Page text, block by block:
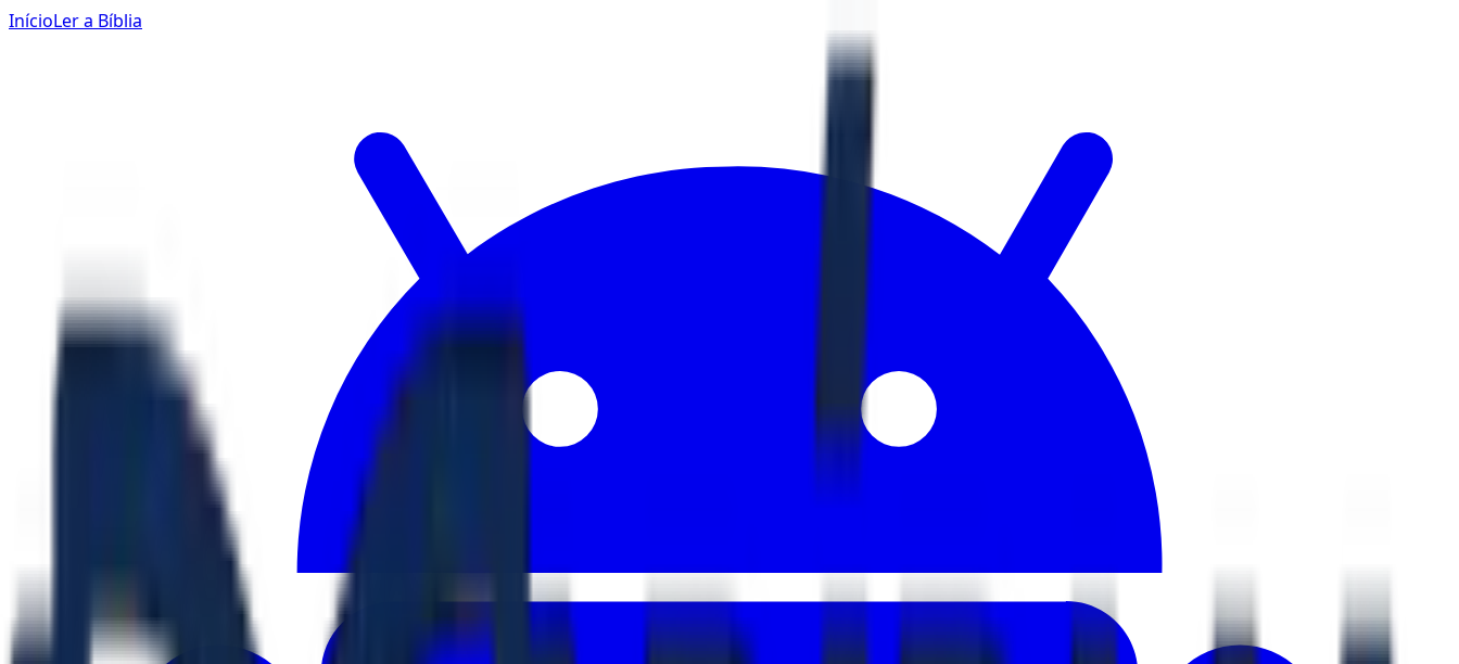
InícioLer a Bíblia